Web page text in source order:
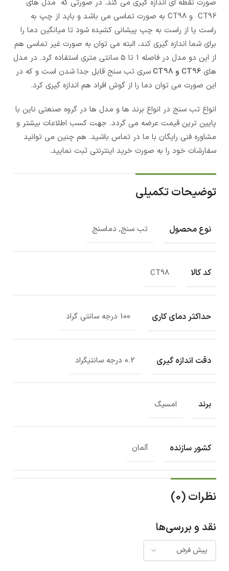
صورت نقطه ای اندازه گیری می کند. در صورتی که مدل های
CT96 و CT98 به صورت تماسی می باشد و باید از چپ به
راست یا از راست به چپ پیشانی کشیده شود تا میانگین دما را
برای شما اندازه گیری کند، البته می توان به صورت غیر تماسی هم
از این دو مدل در فاصله 1 تا 5 سانتی متری استفاده کرد. در مدل
های CT96 و CT98
سری تب سنج قابل جدا شدن است و که در
این صورت می توان دما را از گوش افراد هم اندازه گیری کرد.
انواع تب سنج در انواع برند ها و مدل ها در گروه صنعتی ناین با
پایین ترین قیمت عرضه می گردد. جهت کسب اطلاعات بیشتر و
مشاوره فنی رایگان با ما در تماس باشید. هم چنین می توانید
سفارشات خود را به صورت خرید اینترنتی ثبت نمایید.
توضیحات تکمیلی
نوع محصول تب سنج, دماسنج
کد کالا CT98
حداکثر دمای کاری 100 درجه سانتی گراد
دقت اندازه گیری 0.2 درجه سانتیگراد
برند امسیگ
کشور سازنده آلمان
نظرات (0)
نقد و بررسی‌ها